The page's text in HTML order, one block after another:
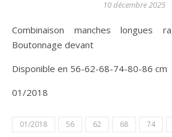
10 décembre 2025
Combinaison manches longues raglans avec pieds.
Boutonnage devant
Disponible en 56-62-68-74-80-86 cm
01/2018
01/2018 56 62 68 74